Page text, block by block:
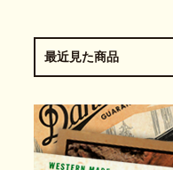
最近見た商品